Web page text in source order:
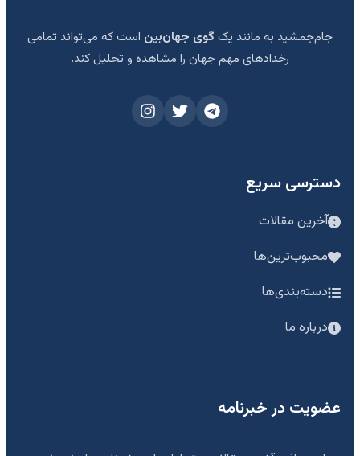
جام‌جمشید به مانند یک گوی جهان‌بین است که می‌تواند تمامی
رخدادهای مهم جهان را مشاهده و تحلیل کند.
دسترسی سریع
آخرین مقالات
محبوب‌ترین‌ها
دسته‌بندی‌ها
درباره ما
عضویت در خبرنامه